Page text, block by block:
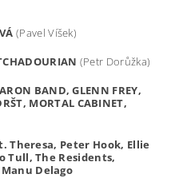
(Pavel Víšek)
(Petr Dorůžka)
BAND, GLENN FREY,
MORTAL CABINET,
Theresa, Peter Hook, Ellie
Tull, The Residents,
Delago